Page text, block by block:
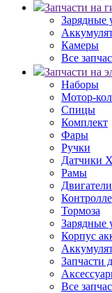
Запчасти на
Зарядные
Камеры
Все
Запчасти на
Наборы
Мотор-
Спицы
Комплект
Фары
Ручки
Датчики
Рамы
Двигатели
Тормоза
Зарядные
Корпус
Запчасти
Все